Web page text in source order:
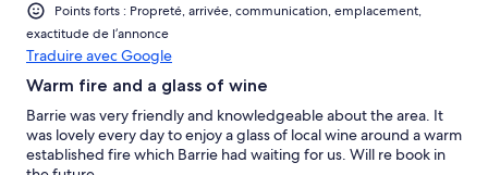
Points forts : Propreté, arrivée, communication, emplacement,
exactitude de l’annonce
Traduire avec Google
Warm fire and a glass of wine
Barrie was very friendly and knowledgeable about the area. It
was lovely every day to enjoy a glass of local wine around a warm
established fire which Barrie had waiting for us. Will re book in